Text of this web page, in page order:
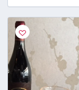
EAT 076-502 31 07